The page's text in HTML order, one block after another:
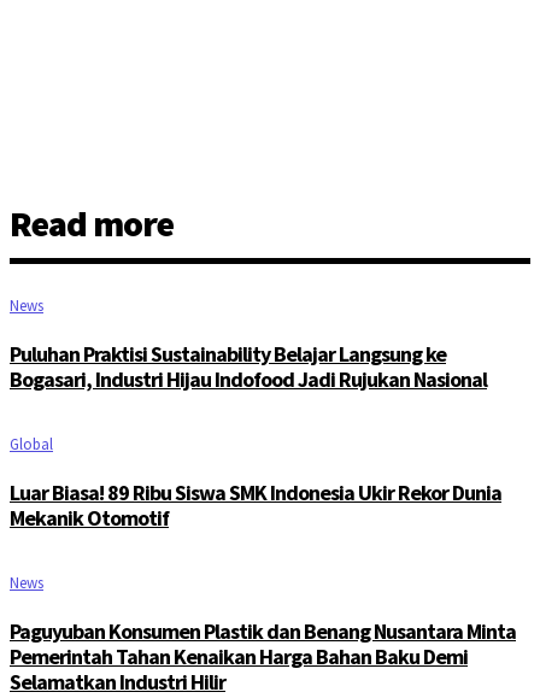
Read more
News
Puluhan Praktisi Sustainability Belajar Langsung ke
Bogasari, Industri Hijau Indofood Jadi Rujukan Nasional
Global
Luar Biasa! 89 Ribu Siswa SMK Indonesia Ukir Rekor Dunia
Mekanik Otomotif
News
Paguyuban Konsumen Plastik dan Benang Nusantara Minta
Pemerintah Tahan Kenaikan Harga Bahan Baku Demi
Selamatkan Industri Hilir